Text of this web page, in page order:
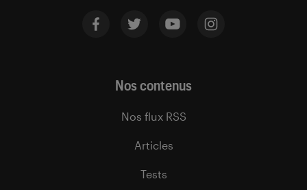
Nos contenus
Nos flux RSS
Articles
Tests